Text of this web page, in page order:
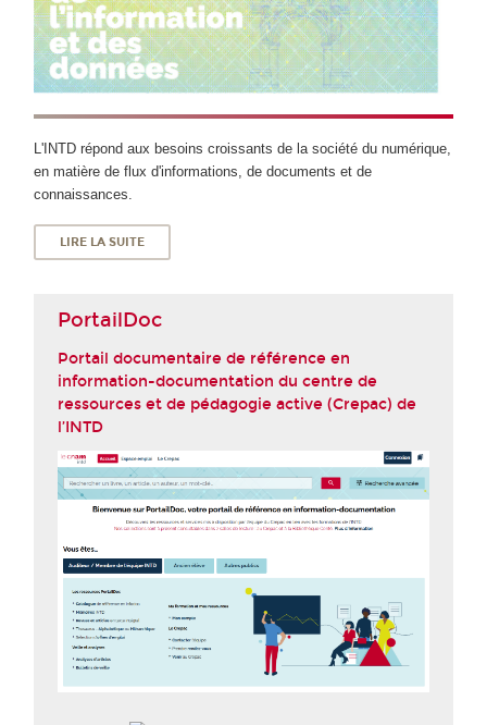
L'INTD répond aux besoins croissants de la société du numérique,
en matière de flux d'informations, de documents et de
connaissances.
LIRE LA SUITE
PortailDoc
Portail documentaire de référence en
information-documentation du centre de
ressources et de pédagogie active (Crepac) de
l’INTD